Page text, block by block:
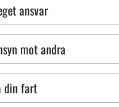
ansvar
mot andra
din fart